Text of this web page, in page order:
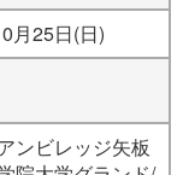
月25日(日)
ンビレッジ矢板